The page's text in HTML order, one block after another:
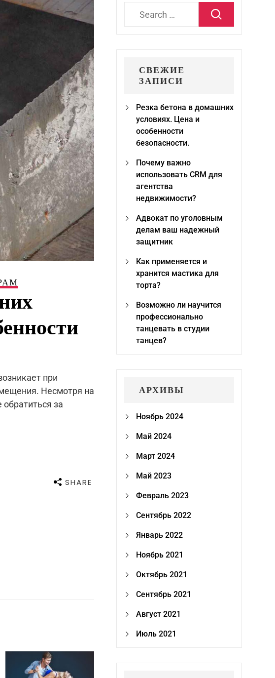
при
Несмотря на
за
SHARE
СВЕЖИЕ
ЗАПИСИ
Резка бетона в домашних
условиях. Цена и
особенности
безопасности.
Почему важно
использовать CRM для
агентства
недвижимости?
Адвокат по уголовным
делам ваш надежный
защитник
Как применяется и
хранится мастика для
торта?
Возможно ли научится
профессионально
танцевать в студии
танцев?
АРХИВЫ
Ноябрь 2024
Май 2024
Март 2024
Май 2023
Февраль 2023
Сентябрь 2022
Январь 2022
Ноябрь 2021
Октябрь 2021
Сентябрь 2021
Август 2021
Июль 2021